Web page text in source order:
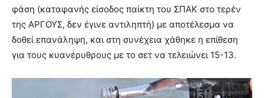
φάση (καταφανής είσοδος παίκτη του ΣΠΑΚ στο τερέν
της ΑΡΓΟΥΣ, δεν έγινε αντιληπτή) με αποτέλεσμα να
δοθεί επανάληψη, και στη συνέχεια χάθηκε η επίθεση
για τους κυανέρυθρους με το σετ να τελειώνει 15-13.